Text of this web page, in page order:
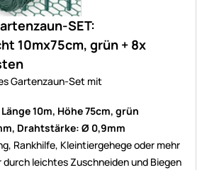
SET:
10mx75cm, grün + 8x
Gartenzaun-Set mit
10m, Höhe 75cm, grün
Drahtstärke: Ø 0,9mm
Rankhilfe, Kleintiergehege oder mehr
durch leichtes Zuschneiden und Biegen